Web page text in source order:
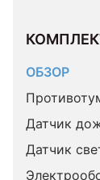
ОБЗОР
Датчик
Датчик